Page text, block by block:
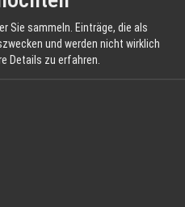
wird nicht getragen.
entscheidenden
Brille müssen perfekt
in Ettenheim findet
ausgewählt.
Sie sammeln. Einträge, die als
und werden nicht wirklich
Details zu erfahren.